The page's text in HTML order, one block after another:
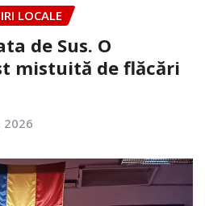
LOCALE
de Sus. O
mistuită de flăcări
2026